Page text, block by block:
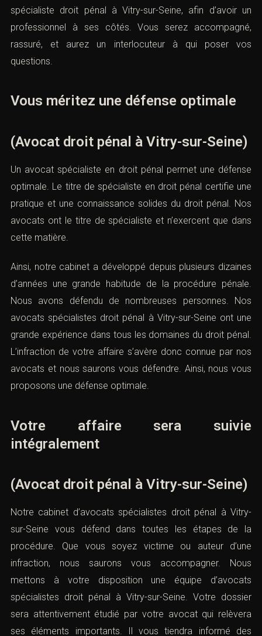
spécialiste droit pénal à Vitry-sur-Seine, afin d’avoir un
professionnel à ses côtés. Vous serez accompagné,
rassuré, et aurez un interlocuteur à qui poser vos
questions.
Vous méritez une défense optimale
(Avocat droit pénal à Vitry-sur-Seine)
Un avocat spécialiste en droit pénal permet une défense
optimale. Le titre de spécialiste en droit pénal certifie une
pratique et une connaissance solides du droit pénal. Nos
avocats ont le titre de spécialiste et n’exercent que dans
cette matière.
Ainsi, notre cabinet a développé depuis plusieurs dizaines
d’années une grande habitude de la procédure pénale.
Nous avons défendu de nombreuses personnes. Nos
avocats spécialistes droit pénal à Vitry-sur-Seine ont une
grande expérience dans tous les domaines du droit pénal.
L’infraction de votre affaire s’avère donc connue par nos
avocats et nous saurons vous défendre. Ainsi, nous vous
proposons une défense optimale.
Votre affaire sera suivie
intégralement
(Avocat droit pénal à Vitry-sur-Seine)
Notre cabinet d’avocats spécialistes droit pénal à Vitry-
sur-Seine vous défend dans toutes les étapes de la
procédure. Que vous soyez victime ou auteur d’une
infraction, nous saurons vous accompagner. Nous
mettons à votre disposition une équipe d’avocats
spécialistes droit pénal à Vitry-sur-Seine. Votre dossier
sera attentivement étudié par votre avocat qui relèvera
ses éléments importants. Il vous tiendra informé des